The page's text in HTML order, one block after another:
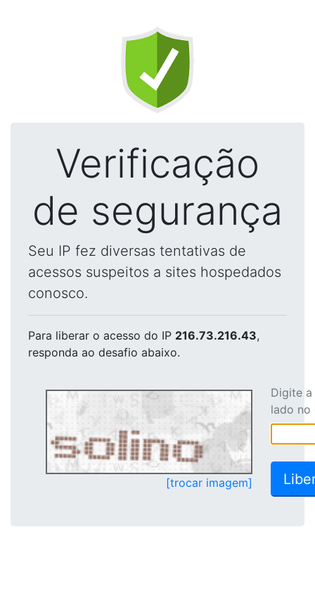
Verificação
de segurança
Seu IP fez diversas tentativas de
acessos suspeitos a sites hospedados
conosco.
Para liberar o acesso do IP 216.73.216.43,
responda ao desafio abaixo.
[trocar imagem]
Digite
lado no